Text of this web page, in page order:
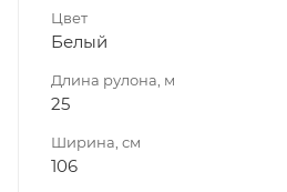
Цвет
Белый
Длина рулона, м
25
Ширина, см
106